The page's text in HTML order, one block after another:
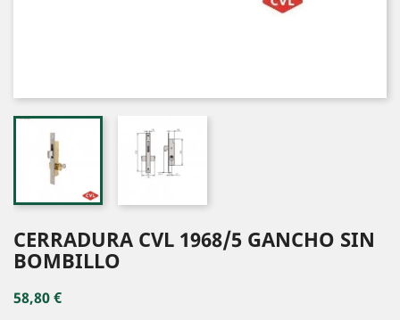
CERRADURA CVL 1968/5 GANCHO SIN
BOMBILLO
58,80 €